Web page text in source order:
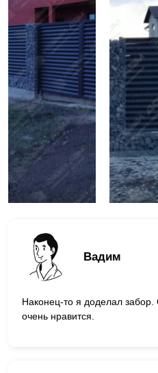
Вадим
Наконец-то я доделал
очень нравится.